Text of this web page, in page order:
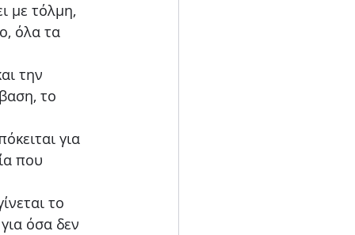
με τόλμη,
όλα τα
την
το
για
που
το
όσα δεν